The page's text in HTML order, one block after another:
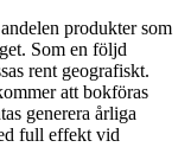
produkter som
Som en följd
rent geografiskt.
att bokföras
generera årliga
full effekt vid